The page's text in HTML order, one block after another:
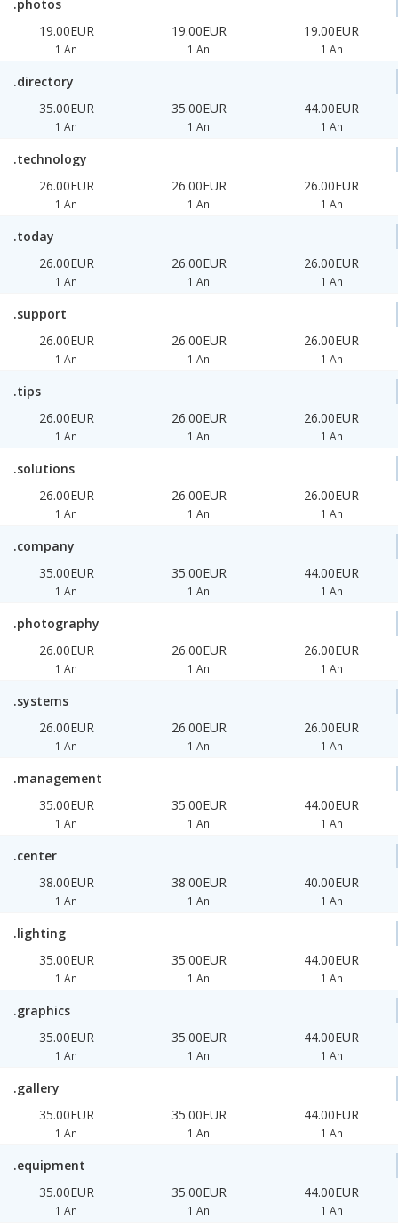
.photos
19.00EUR
1 An
19.00EUR
1 An
19.00EUR
1 An
.directory
35.00EUR
1 An
35.00EUR
1 An
44.00EUR
1 An
.technology
26.00EUR
1 An
26.00EUR
1 An
26.00EUR
1 An
.today
26.00EUR
1 An
26.00EUR
1 An
26.00EUR
1 An
.support
26.00EUR
1 An
26.00EUR
1 An
26.00EUR
1 An
.tips
26.00EUR
1 An
26.00EUR
1 An
26.00EUR
1 An
.solutions
26.00EUR
1 An
26.00EUR
1 An
26.00EUR
1 An
.company
35.00EUR
1 An
35.00EUR
1 An
44.00EUR
1 An
.photography
26.00EUR
1 An
26.00EUR
1 An
26.00EUR
1 An
.systems
26.00EUR
1 An
26.00EUR
1 An
26.00EUR
1 An
.management
35.00EUR
1 An
35.00EUR
1 An
44.00EUR
1 An
.center
38.00EUR
1 An
38.00EUR
1 An
40.00EUR
1 An
.lighting
35.00EUR
1 An
35.00EUR
1 An
44.00EUR
1 An
.graphics
35.00EUR
1 An
35.00EUR
1 An
44.00EUR
1 An
.gallery
35.00EUR
1 An
35.00EUR
1 An
44.00EUR
1 An
.equipment
35.00EUR
1 An
35.00EUR
1 An
44.00EUR
1 An